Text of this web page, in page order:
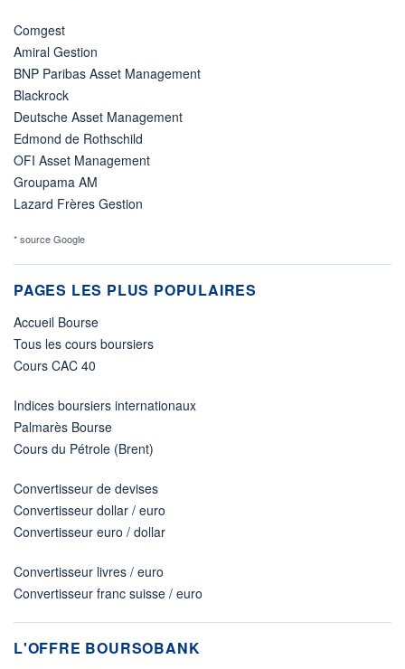
Comgest
Amiral Gestion
BNP Paribas Asset Management
Blackrock
Deutsche Asset Management
Edmond de Rothschild
OFI Asset Management
Groupama AM
Lazard Frères Gestion
* source Google
PAGES LES PLUS POPULAIRES
Accueil Bourse
Tous les cours boursiers
Cours CAC 40
Indices boursiers internationaux
Palmarès Bourse
Cours du Pétrole (Brent)
Convertisseur de devises
Convertisseur dollar / euro
Convertisseur euro / dollar
Convertisseur livres / euro
Convertisseur franc suisse / euro
L'OFFRE BOURSOBANK